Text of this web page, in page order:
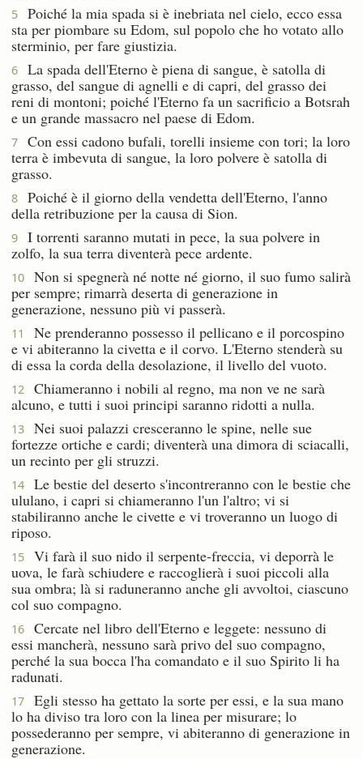
5
Poiché la mia spada si è inebriata nel cielo, ecco essa
sta per piombare su Edom, sul popolo che ho votato allo
sterminio, per fare giustizia.
6
La spada dell'Eterno è piena di sangue, è satolla di
grasso, del sangue di agnelli e di capri, del grasso dei
reni di montoni; poiché l'Eterno fa un sacrificio a Botsrah
e un grande massacro nel paese di Edom.
7
Con essi cadono bufali, torelli insieme con tori; la loro
terra è imbevuta di sangue, la loro polvere è satolla di
grasso.
8
Poiché è il giorno della vendetta dell'Eterno, l'anno
della retribuzione per la causa di Sion.
9
I torrenti saranno mutati in pece, la sua polvere in
zolfo, la sua terra diventerà pece ardente.
10
Non si spegnerà né notte né giorno, il suo fumo salirà
per sempre; rimarrà deserta di generazione in
generazione, nessuno più vi passerà.
11
Ne prenderanno possesso il pellicano e il porcospino
e vi abiteranno la civetta e il corvo. L'Eterno stenderà su
di essa la corda della desolazione, il livello del vuoto.
12
Chiameranno i nobili al regno, ma non ve ne sarà
alcuno, e tutti i suoi principi saranno ridotti a nulla.
13
Nei suoi palazzi cresceranno le spine, nelle sue
fortezze ortiche e cardi; diventerà una dimora di sciacalli,
un recinto per gli struzzi.
14
Le bestie del deserto s'incontreranno con le bestie che
ululano, i capri si chiameranno l'un l'altro; vi si
stabiliranno anche le civette e vi troveranno un luogo di
riposo.
15
Vi farà il suo nido il serpente-freccia, vi deporrà le
uova, le farà schiudere e raccoglierà i suoi piccoli alla
sua ombra; là si raduneranno anche gli avvoltoi, ciascuno
col suo compagno.
16
Cercate nel libro dell'Eterno e leggete: nessuno di
essi mancherà, nessuno sarà privo del suo compagno,
perché la sua bocca l'ha comandato e il suo Spirito li ha
radunati.
17
Egli stesso ha gettato la sorte per essi, e la sua mano
lo ha diviso tra loro con la linea per misurare; lo
possederanno per sempre, vi abiteranno di generazione in
generazione.